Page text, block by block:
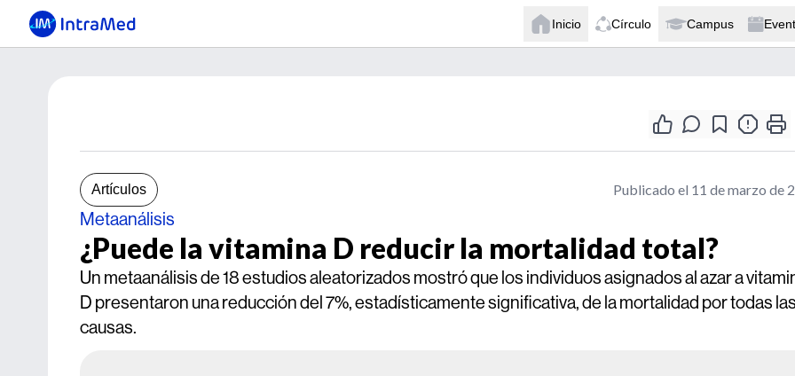
Inicio Círculo Campus
Artículos Publicado el 11 de marzo de
Metaanálisis
¿Puede la vitamina D reducir la mortalidad total?
Un metaanálisis de 18 estudios aleatorizados mostró que los individuos asignados al azar a
D presentaron una reducción del 7%, estadísticamente significativa, de la mortalidad por todas las
causas.